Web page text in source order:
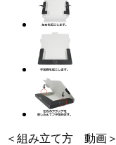
＜組み立て方 動画＞